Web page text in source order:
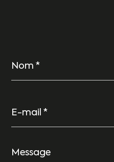
*
mail
Message
*